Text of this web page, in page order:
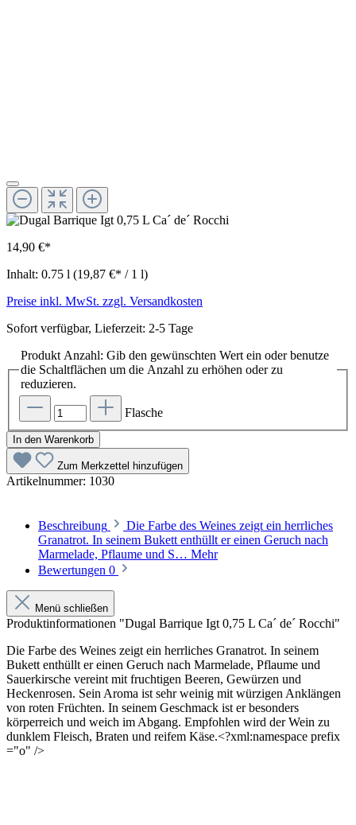
14,90 €*
Inhalt: 0.75 l (19,87 €* / 1 l)
Preise inkl. MwSt. zzgl. Versandkosten
Sofort verfügbar, Lieferzeit: 2-5 Tage
Produkt Anzahl: Gib den gewünschten Wert ein oder benutze
die Schaltflächen um die Anzahl zu erhöhen oder zu
reduzieren.
Flasche
In den Warenkorb
Zum Merkzettel hinzufügen
Artikelnummer: 1030
Beschreibung
Die Farbe des Weines zeigt ein herrliches
Granatrot. In seinem Bukett enthüllt er einen Geruch nach
Marmelade, Pflaume und S… Mehr
Bewertungen 0
Menü schließen
Produktinformationen "Dugal Barrique Igt 0,75 L Ca´ de´ Rocchi"
Die Farbe des Weines zeigt ein herrliches Granatrot. In seinem
Bukett enthüllt er einen Geruch nach Marmelade, Pflaume und
Sauerkirsche vereint mit fruchtigen Beeren, Gewürzen und
Heckenrosen. Sein Aroma ist sehr weinig mit würzigen Anklängen
von roten Früchten. In seinem Geschmack ist er besonders
körperreich und weich im Abgang. Empfohlen wird der Wein zu
dunklem Fleisch, Braten und reifem Käse.<?xml:namespace prefix
="o" />